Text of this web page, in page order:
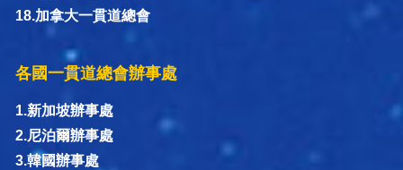
18.加拿大一貫道總會
各國一貫道總會辦事處
1.新加坡辦事處
2.尼泊爾辦事處
3.韓國辦事處